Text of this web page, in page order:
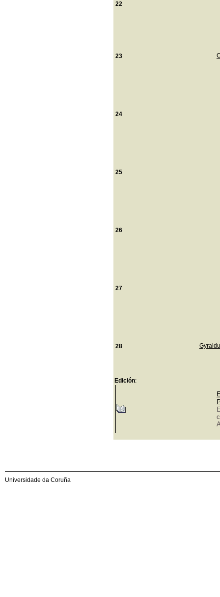
22
23
24
25
26
27
28
Edición:
Universidade da Coruña